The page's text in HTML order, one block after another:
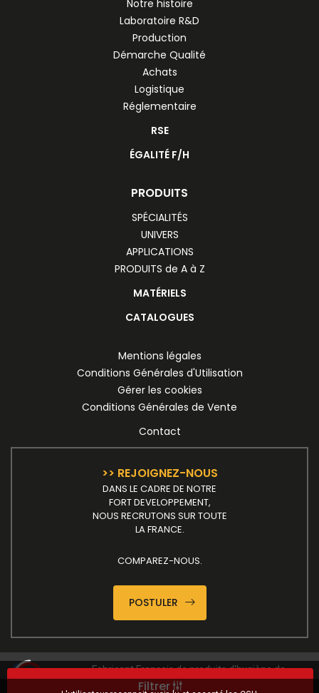
Filtrer
Notre histoire
Laboratoire R&D
Production
Démarche Qualité
Achats
Logistique
Réglementaire
RSE
ÉGALITÉ F/H
PRODUITS
SPÉCIALITÉS
UNIVERS
APPLICATIONS
PRODUITS de A à Z
MATÉRIELS
CATALOGUES
Mentions légales
Conditions Générales d'Utilisation
Gérer les cookies
Conditions Générales de Vente
Contact
>> REJOIGNEZ-NOUS
DANS LE CADRE DE NOTRE
FORT DEVELOPPEMENT,
NOUS RECRUTONS SUR TOUTE
LA FRANCE.
COMPAREZ-NOUS.
POSTULER
Fabricant Français de produits d'hygiène de
maintenance et d'entretien